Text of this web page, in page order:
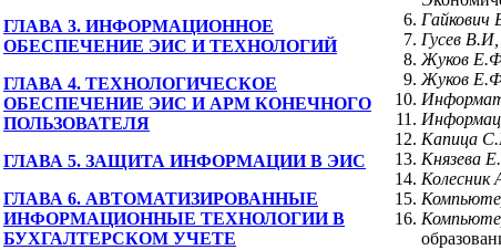
ГЛАВА 3. ИНФОРМАЦИОННОЕ
ОБЕСПЕЧЕНИЕ ЭИС И ТЕХНОЛОГИЙ
ГЛАВА 4. ТЕХНОЛОГИЧЕСКОЕ
ОБЕСПЕЧЕНИЕ ЭИС И АРМ КОНЕЧНОГО
ПОЛЬЗОВАТЕЛЯ
ГЛАВА 5. ЗАЩИТА ИНФОРМАЦИИ В ЭИС
ГЛАВА 6. АВТОМАТИЗИРОВАННЫЕ
ИНФОРМАЦИОННЫЕ ТЕХНОЛОГИИ В
БУХГАЛТЕРСКОМ УЧЕТЕ
Гусев В.И,
Жуков
Жуков
Капица
Князева
Колесник